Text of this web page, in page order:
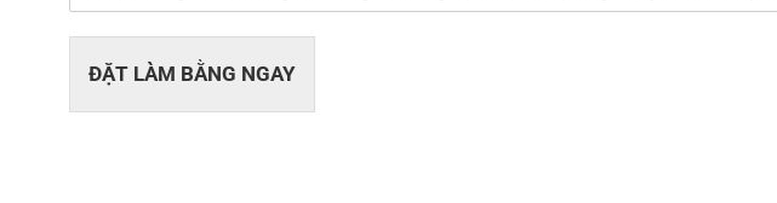
ĐẶT LÀM BẰNG NGAY